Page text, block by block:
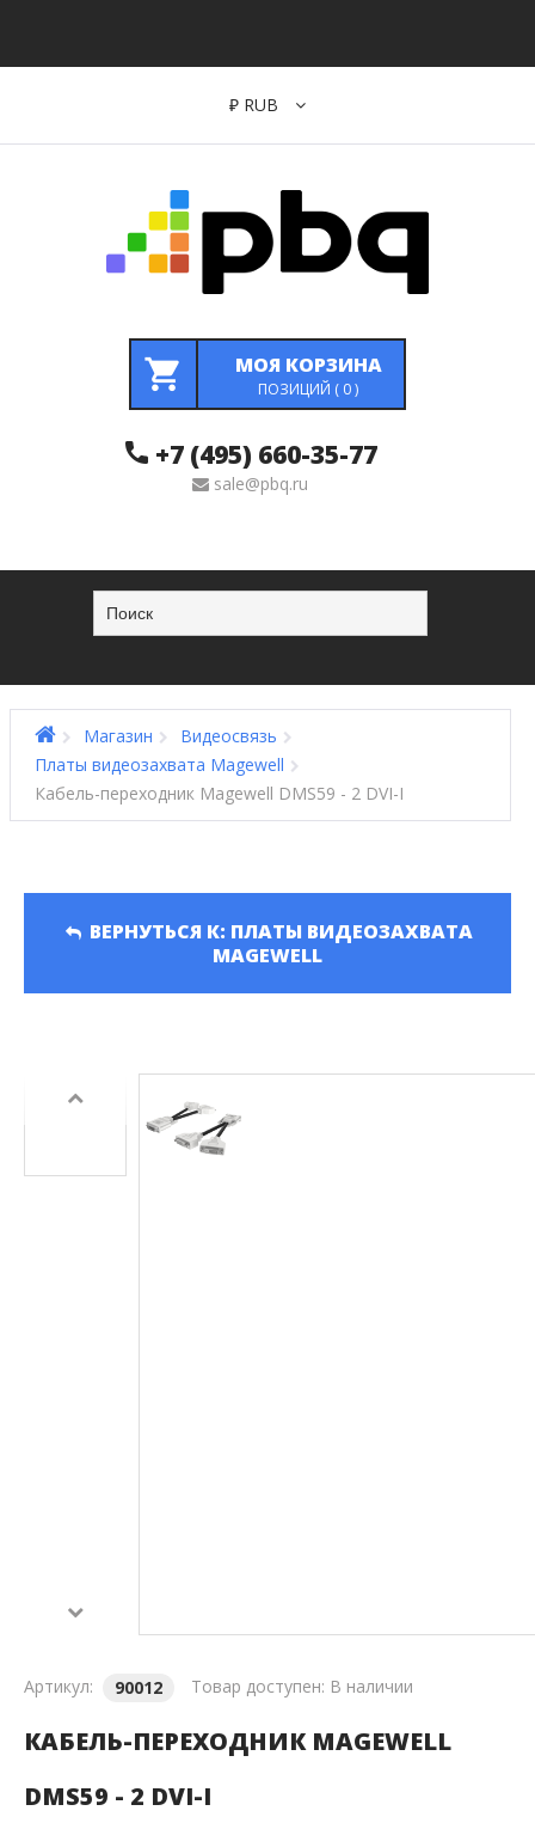
₽ RUB
МОЯ КОРЗИНА
ПОЗИЦИЙ ( 0)
+7 (495) 660-35-77
sale@pbq.ru
Магазин
Видеосвязь
Платы видеозахвата Magewell
Кабель-переходник Magewell DMS59 - 2 DVI-I
ВЕРНУТЬСЯ К: ПЛАТЫ ВИДЕОЗАХВАТА
MAGEWELL
Артикул: 90012 Товар доступен: В наличии
КАБЕЛЬ-ПЕРЕХОДНИК MAGEWELL
DMS59 - 2 DVI-I